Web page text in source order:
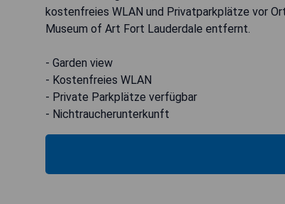
kostenfreies WLAN und Privatparkplätze vor
Museum of Art Fort Lauderdale entfernt.
- Garden view
- Kostenfreies WLAN
- Private Parkplätze verfügbar
- Nichtraucherunterkunft